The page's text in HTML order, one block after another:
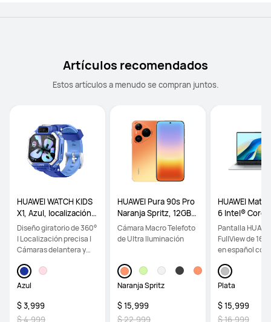
Artículos recomendados
Estos artículos a menudo se compran juntos.
HUAWEI WATCH KIDS
X1, Azul, localización p
recisa, videollamadas
en HD, diseño giratori
o de 360°
Diseño giratorio de 360°
| Localización precisa |
Cámaras delantera y
Azul
$ 3,999
$ 4,999
HUAWEI Pura 90s Pro
Naranja Spritz, 12GB+
256GB, Cámara Macr
o Telefoto de Ultra Ilu
stético colorido
Cámara Macro Telefoto
de Ultra Iluminación
Naranja Spritz
$ 15,999
$ 22,999
HUAWEI
6 Intel®
2ᵃ
H, 8GB
SD, Plata
Pantalla
FullView de 16"
en español con
Plata
$ 15,999
$ 16,999